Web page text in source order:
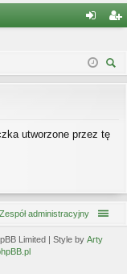
og
ę
ej
utworzone przez tę
Zespół administracyjny
Limited | Style by Arty